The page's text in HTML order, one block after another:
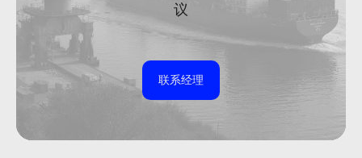
议
联系经理